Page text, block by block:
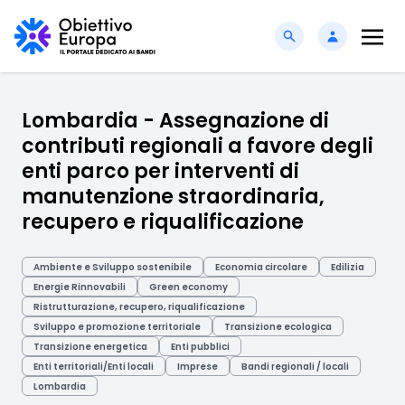
Lombardia - Assegnazione di
contributi regionali a favore degli
enti parco per interventi di
manutenzione straordinaria,
recupero e riqualificazione
Ambiente e Sviluppo sostenibile Economia circolare
Edilizia
Energie Rinnovabili
Green economy
Ristrutturazione, recupero, riqualificazione
Sviluppo e promozione territoriale
Transizione ecologica
Transizione energetica
Enti pubblici
Enti territoriali/Enti locali
Imprese
Bandi regionali / locali
Lombardia